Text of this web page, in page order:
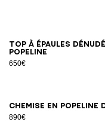
Top à épaules
popeline
650€
343638
Chemise en
890€
34 3638